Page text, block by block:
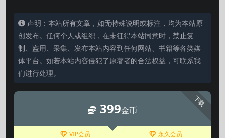
声明：本站所有文章，如无特殊说明或标注，均为本站原
创发布。任何个人或组织，在未征得本站同意时，禁止复
制、盗用、采集、发布本站内容到任何网站、书籍等各类媒
体平台。如若本站内容侵犯了原著者的合法权益，可联系我
们进行处理。
下载
399金币
VIP会员 永久会员